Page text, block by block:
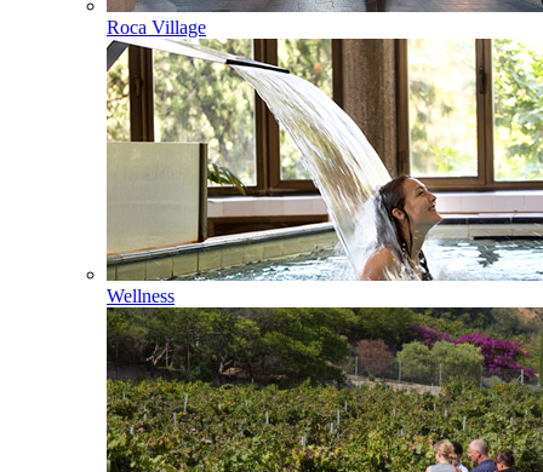
Roca Village
Wellness